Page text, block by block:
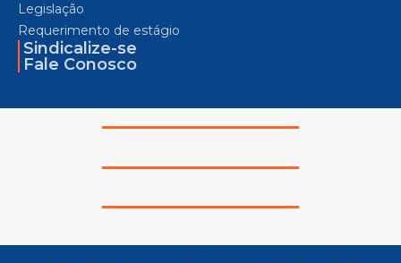
Legislação
Requerimento de estágio
Sindicalize-se
Fale Conosco